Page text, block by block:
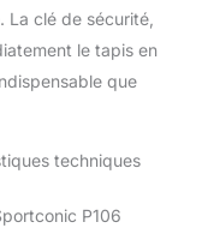
La clé de sécurité,
le tapis en
que
techniques
P106